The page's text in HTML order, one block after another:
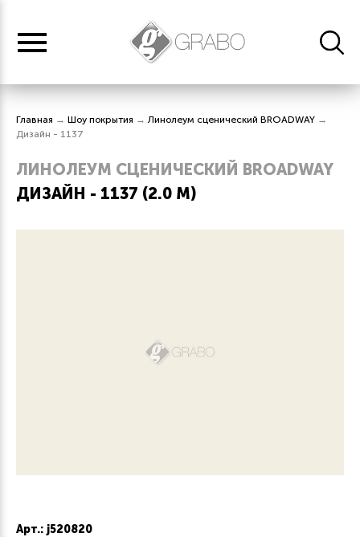
Главная → Шоу покрытия →Линолеум сценический BROADWAY →
Дизайн - 1137
ЛИНОЛЕУМ СЦЕНИЧЕСКИЙ BROADWAY
ДИЗАЙН - 1137 (2.0 М)
Арт.: j520820